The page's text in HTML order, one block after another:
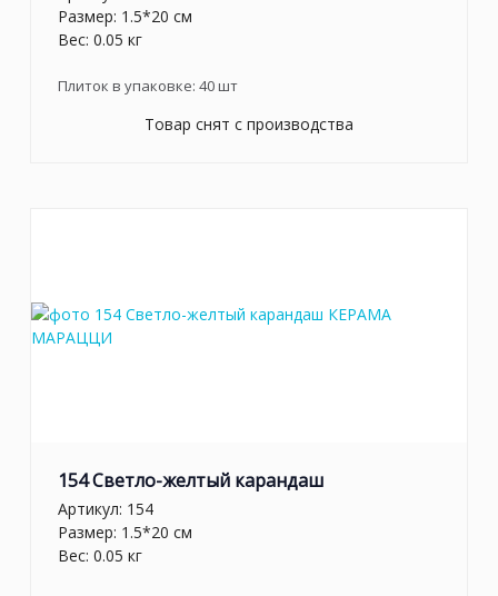
Размер: 1.5*20 см
Вес: 0.05 кг
Плиток в упаковке: 40шт
Товар снят с производства
154 Светло-желтый карандаш
Артикул: 154
Размер: 1.5*20 см
Вес: 0.05 кг